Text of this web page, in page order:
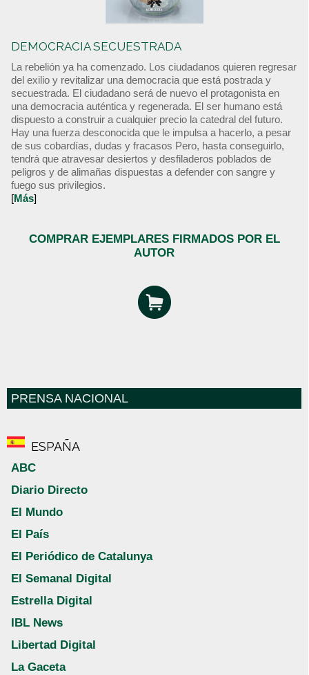
DEMOCRACIA SECUESTRADA
La rebelión ya ha comenzado. Los ciudadanos quieren regresar
del exilio y revitalizar una democracia que está postrada y
secuestrada. El ciudadano será de nuevo el protagonista en
una democracia auténtica y regenerada. El ser humano está
dispuesto a construir a cualquier precio la catedral del futuro.
Hay una fuerza desconocida que le impulsa a hacerlo, a pesar
de sus cobardías, dudas y fracasos Pero, hasta conseguirlo,
tendrá que atravesar desiertos y desfiladeros poblados de
peligros y de alimañas dispuestas a defender con sangre y
fuego sus privilegios.
[Más]
COMPRAR EJEMPLARES FIRMADOS POR EL
AUTOR
PRENSA NACIONAL
ESPAÑA
ABC
Diario Directo
El Mundo
El País
El Periódico de Catalunya
El Semanal Digital
Estrella Digital
IBL News
Libertad Digital
La Gaceta